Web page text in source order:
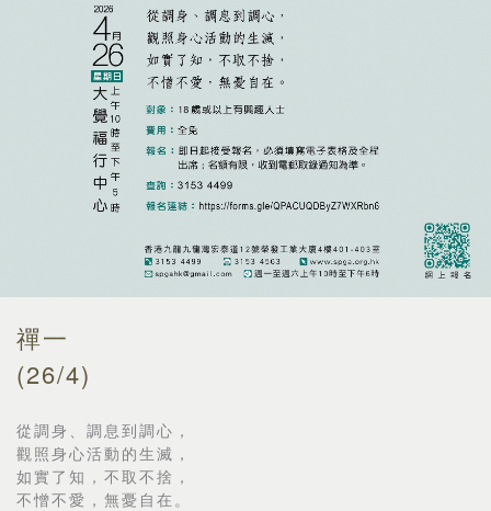
禪一
(26/4)
從調身、調息到調心，
觀照身心活動的生滅，
如實了知，不取不捨，
不憎不愛，無憂自在。